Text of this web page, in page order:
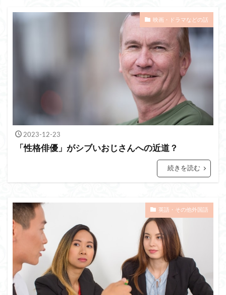
映画・ドラマなどの話
2023-12-23
「性格俳優」がシブいおじさんへの近道？
続きを読む
英語・その他外国語